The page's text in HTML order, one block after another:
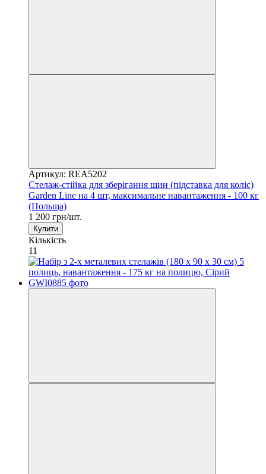
Артикул: REA5202
Стелаж-стійка для зберігання шин (підставка для коліс)
Garden Line на 4 шт, максимальне навантаження - 100 кг
(Польща)
1 200 грн/шт.
Купити
Кількість
11